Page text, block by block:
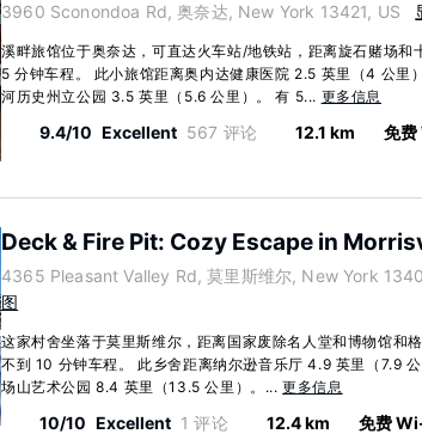
3960 Sconondoa Rd, 奥奈达, New York 13421, US
溪畔旅馆位于奥奈达，可直达火车站/地铁站，距离旋石赌场和
5 分钟车程。 此小旅馆距离奥内达健康医院 2.5 英里（4 公里
河历史州立公园 3.5 英里（5.6 公里）。 有 5... 更多信息
9.4/10 Excellent 567 评论 12.1 km 免
Deck & Fire Pit: Cozy Escape in
4365 Pleasant Valley Rd, 莫里斯维尔, New York
图
这家村舍坐落于莫里斯维尔，距离国家废除名人堂和博物馆和
不到 10 分钟车程。 此乡舍距离纳尔逊音乐厅 4.9 英里（7.9
场山艺术公园 8.4 英里（13.5 公里）。...更多信息
10/10 Excellent 1 评论 12.4 km 免费